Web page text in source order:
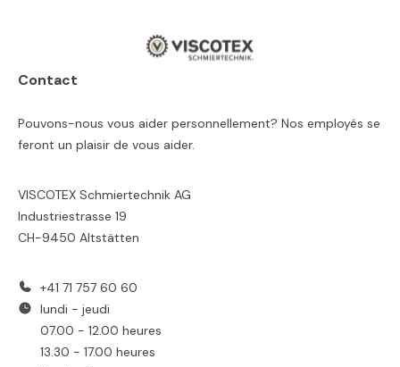
Contact
Pouvons-nous vous aider personnellement? Nos employés se
feront un plaisir de vous aider.
VISCOTEX Schmiertechnik AG
Industriestrasse 19
CH-9450 Altstätten
+41 71 757 60 60
lundi - jeudi
07.00 - 12.00 heures
13.30 - 17.00 heures